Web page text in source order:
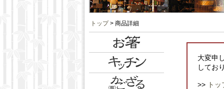
トップ> 商品詳細
大変申
してお
>> ト